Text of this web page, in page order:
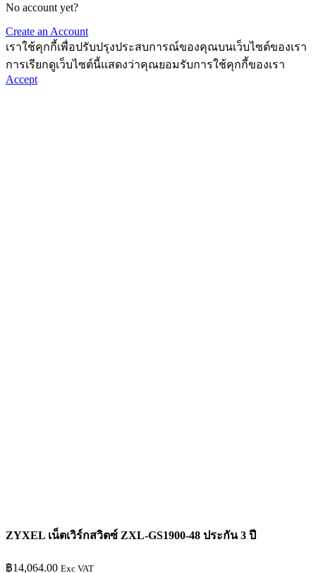
No account yet?
Create an Account
เราใช้คุกกี้เพื่อปรับปรุงประสบการณ์ของคุณบนเว็บไซต์ของเรา
การเรียกดูเว็บไซต์นี้แสดงว่าคุณยอมรับการใช้คุกกี้ของเรา
Accept
ZYXEL เน็ตเวิร์กสวิตซ์ ZXL-GS1900-48 ประกัน 3 ปี
฿14,064.00 Exc VAT